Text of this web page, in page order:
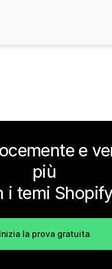
e
più
i temi
Inizia la prova gratuita